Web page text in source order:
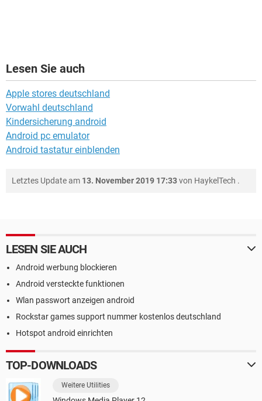
Lesen Sie auch
Apple stores deutschland
Vorwahl deutschland
Kindersicherung android
Android pc emulator
Android tastatur einblenden
Letztes Update am 13. November 2019 17:33von HaykelTech .
LESEN SIE AUCH
Android werbung blockieren
Android versteckte funktionen
Wlan passwort anzeigen android
Rockstar games support nummer kostenlos deutschland
Hotspot android einrichten
TOP-DOWNLOADS
Weitere Utilities